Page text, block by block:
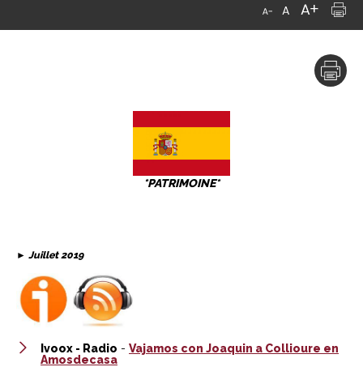
*PATRIMOINE*
► Juillet 2019
Ivoox - Radio - Vajamos con Joaquin a Collioure en
Amosdecasa